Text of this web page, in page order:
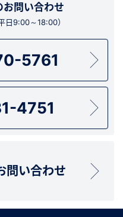
お問い合わせ
日9:00～18:00）
5761
4751
問い合わせ